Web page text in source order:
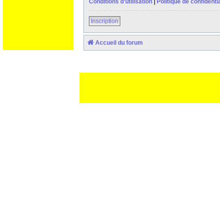
Conditions d’utilisation
Politique de
Inscription
Accueil du forum